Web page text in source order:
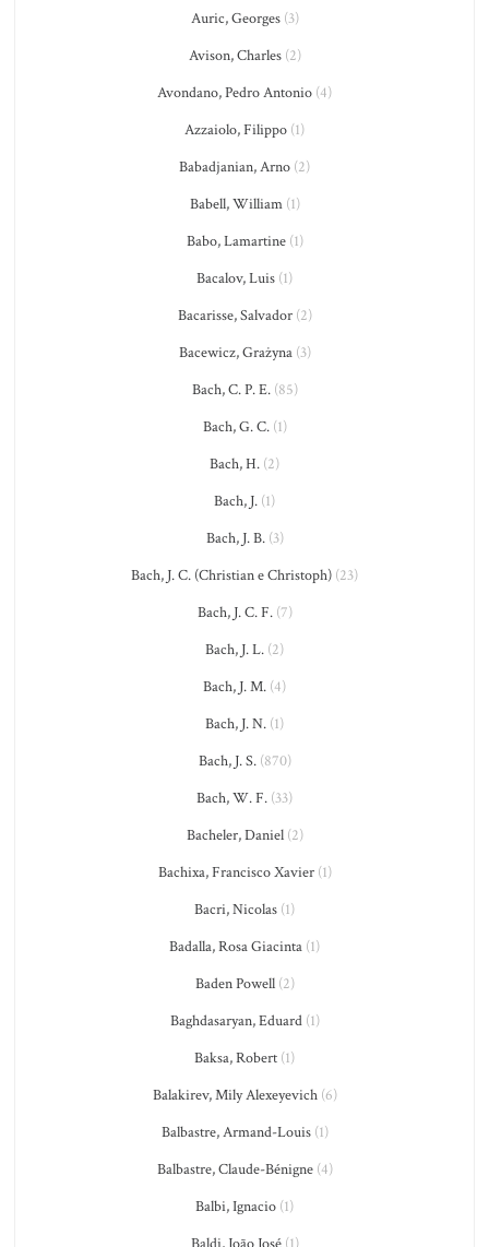
Auric, Georges(3)
Avison, Charles(2)
Avondano, Pedro Antonio (4)
Azzaiolo, Filippo (1)
Babadjanian, Arno (2)
Babell, William(1)
Babo, Lamartine(1)
Bacalov, Luis (1)
Bacarisse, Salvador(2)
Bacewicz, Grażyna(3)
Bach, C. P. E.(85)
Bach, G. C.(1)
Bach, H. (2)
Bach, J. (1)
Bach, J. B.(3)
Bach, J. C. (Christian e Christoph) (23)
Bach, J. C. F.(7)
Bach, J. L. (2)
Bach, J. M. (4)
Bach, J. N. (1)
Bach, J. S.(870)
Bach, W. F. (33)
Bacheler, Daniel(2)
Bachixa, Francisco Xavier(1)
Bacri, Nicolas (1)
Badalla, Rosa Giacinta (1)
Baden Powell(2)
Baghdasaryan, Eduard(1)
Baksa, Robert (1)
Balakirev, Mily Alexeyevich(6)
Balbastre, Armand-Louis(1)
Balbastre, Claude-Bénigne(4)
Balbi, Ignacio (1)